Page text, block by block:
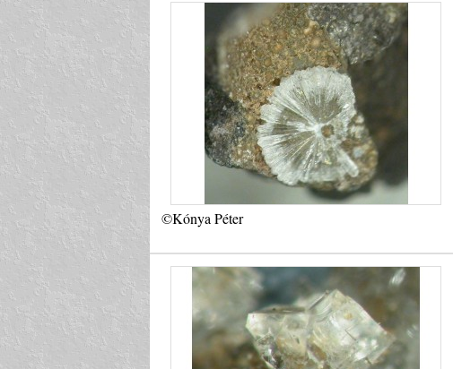
©Kónya Péter